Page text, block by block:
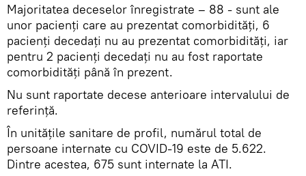
Majoritatea deceselor înregistrate – 88 - sunt ale
unor pacienți care au prezentat comorbidități, 6
pacienți decedați nu au prezentat comorbidități, iar
pentru 2 pacienți decedați nu au fost raportate
comorbidități până în prezent.
Nu sunt raportate decese anterioare intervalului de
referință.
În unitățile sanitare de profil, numărul total de
persoane internate cu COVID-19 este de 5.622.
Dintre acestea, 675 sunt internate la ATI.